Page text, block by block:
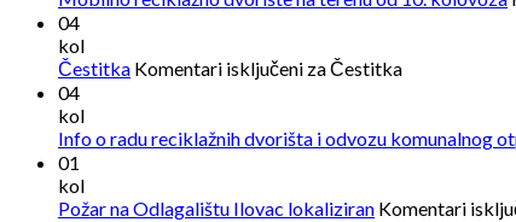
04
kol
Čestitka Komentari isključeni za Čestitka
04
kol
Info o radu reciklažnih dvorišta i odvozu komunalnog
01
kol
Požar na Odlagalištu Ilovac lokaliziran Komentari